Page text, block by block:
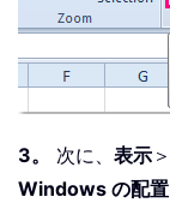
3。 次に、 表示 ＞
Windows の配置